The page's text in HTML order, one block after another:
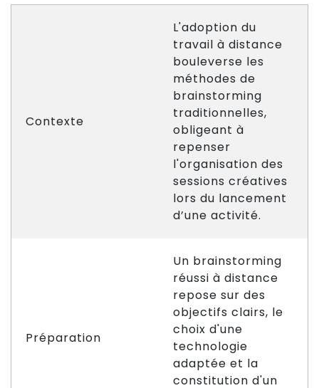
Contexte
L'adoption du
travail à distance
bouleverse les
méthodes de
brainstorming
traditionnelles,
obligeant à
repenser
l'organisation des
sessions créatives
lors du lancement
d’une activité.
Préparation
Un brainstorming
réussi à distance
repose sur des
objectifs clairs, le
choix d'une
technologie
adaptée et la
constitution d'un